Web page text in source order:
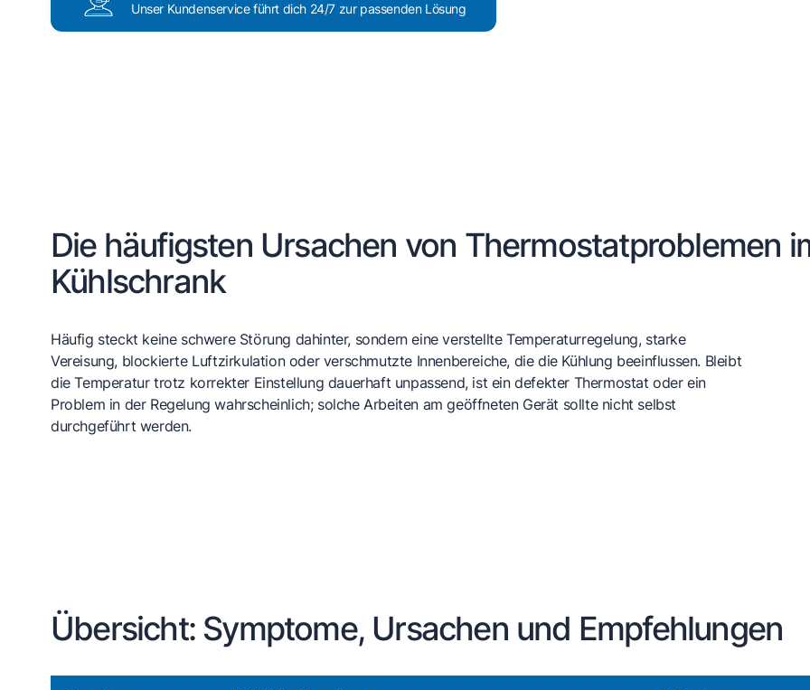
Unser Kundenservice führt dich 24/7 zur passenden Lösung
Die häufigsten Ursachen von Thermostatproblemen
Kühlschrank
Häufig steckt keine schwere Störung dahinter, sondern eine verstellte Temperaturregelung, starke
Vereisung, blockierte Luftzirkulation oder verschmutzte Innenbereiche, die die Kühlung beeinflussen. Bleibt
die Temperatur trotz korrekter Einstellung dauerhaft unpassend, ist ein defekter Thermostat oder ein
Problem in der Regelung wahrscheinlich; solche Arbeiten am geöffneten Gerät sollte nicht selbst
durchgeführt werden.
Übersicht: Symptome, Ursachen und Empfehlungen